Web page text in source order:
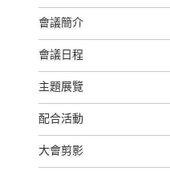
會議簡介
會議日程
主題展覽
配合活動
大會剪影